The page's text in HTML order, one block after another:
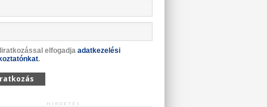
elfogadja adatkezelési
.
HIRDETÉS